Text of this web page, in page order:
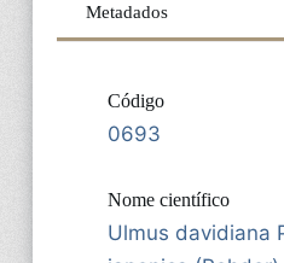
Metadados
Código
0693
Nome científico
Ulmus davidiana